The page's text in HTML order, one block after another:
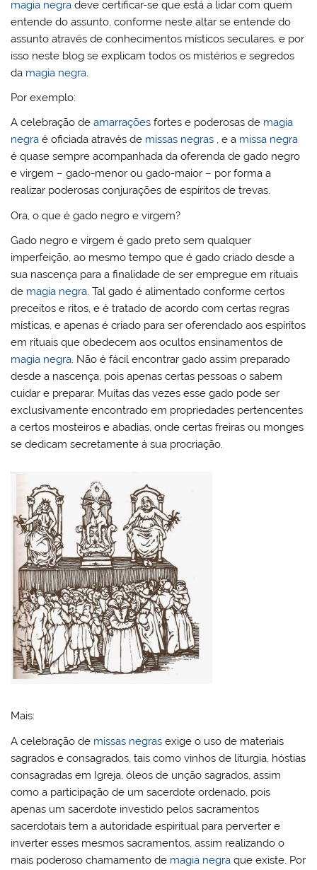
magia negra deve certificar-se que está a lidar com quem
entende do assunto, conforme neste altar se entende do
assunto através de conhecimentos místicos seculares, e por
isso neste blog se explicam todos os mistérios e segredos
da magia negra
Por exemplo:
A celebração deamarrações fortes e poderosas de magia
negra é oficiada através de missas negras , e a missa negra
é quase sempre acompanhada da oferenda de gado negro
e virgem – gado-menor ou gado-maior – por forma a
realizar poderosas conjurações de espíritos de trevas.
Ora, o que é gado negro e virgem?
Gado negro e virgem é gado preto sem qualquer
imperfeição, ao mesmo tempo que é gado criado desde a
sua nascença para a finalidade de ser empregue em rituais
de magia negra. Tal gado é alimentado conforme certos
preceitos e ritos, e é tratado de acordo com certas regras
místicas, e apenas é criado para ser oferendado aos espíritos
em rituais que obedecem aos ocultos ensinamentos de
magia negra. Não é fácil encontrar gado assim preparado
desde a nascença, pois apenas certas pessoas o sabem
cuidar e preparar. Muitas das vezes esse gado pode ser
exclusivamente encontrado em propriedades pertencentes
a certos mosteiros e abadias, onde certas freiras ou monges
se dedicam secretamente á sua procriação.
Mais:
A celebração de missas negras exige o uso de materiais
sagrados e consagrados, tais como vinhos de liturgia, hóstias
consagradas em Igreja, óleos de unção sagrados, assim
como a participação de um sacerdote ordenado, pois
apenas um sacerdote investido pelos sacramentos
sacerdotais tem a autoridade espiritual para perverter e
inverter esses mesmos sacramentos, assim realizando o
mais poderoso chamamento de magia negra que existe. Por